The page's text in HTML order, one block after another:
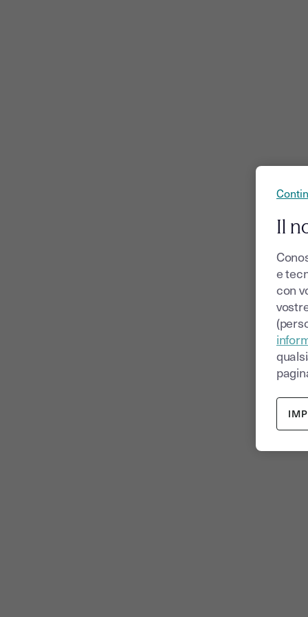
Il
e
con